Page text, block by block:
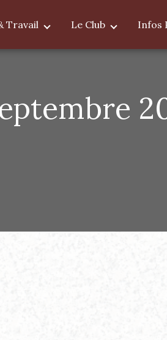
Travail Le Club Infos